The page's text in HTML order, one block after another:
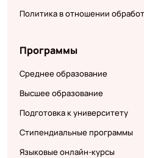
Политика в отношении
Программы
Среднее образование
Высшее образование
Подготовка к университету
Стипендиальные программы
Языковые онлайн-курсы